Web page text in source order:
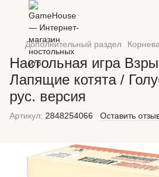
Дополнительный раздел
Настольная игра
Лапящие котята /
рус. версия
Артикул: 2848254066 Оставить